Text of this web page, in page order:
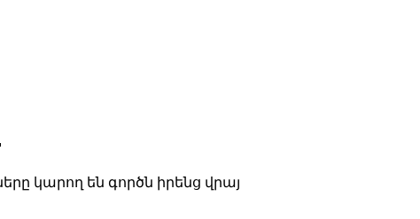
կարող են գործն իրենց վրայ